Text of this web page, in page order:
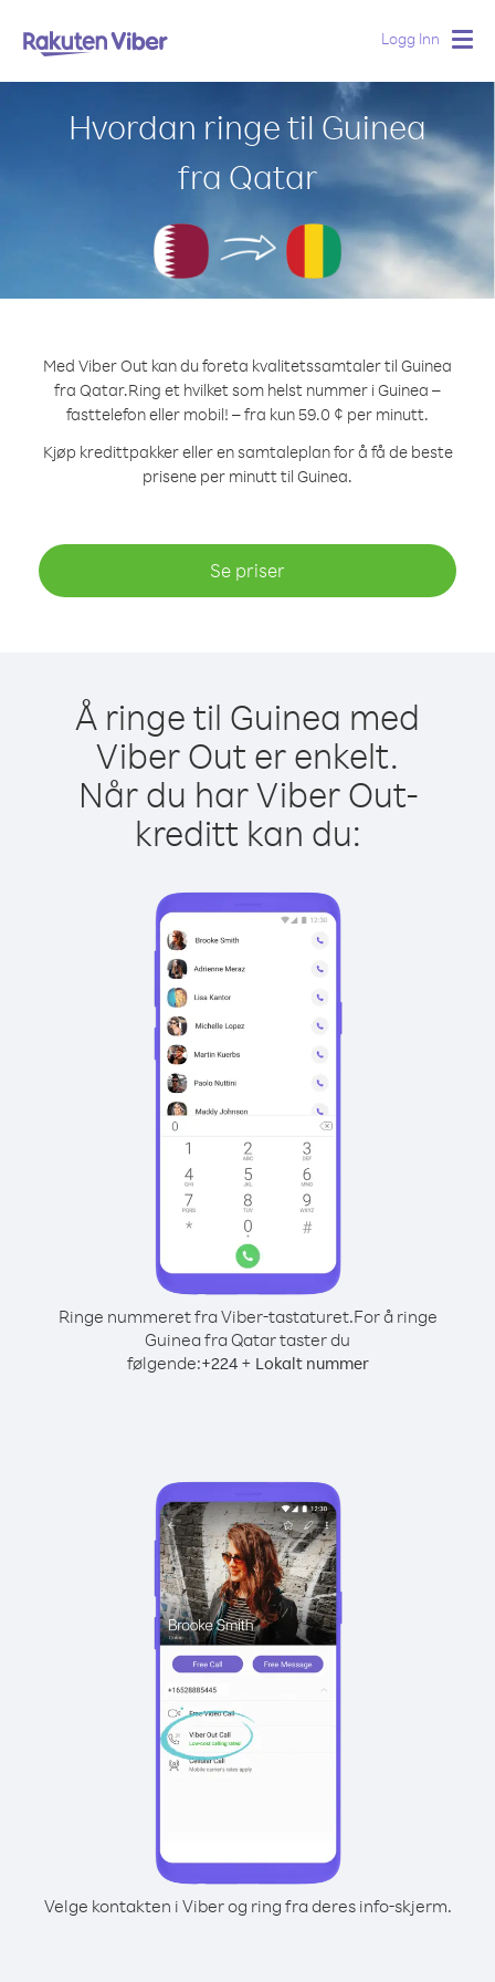
Logg Inn
Hvordan ringe til Guinea
fra Qatar
Med Viber Out kan du foreta kvalitetssamtaler til Guinea
fra Qatar.Ring et hvilket som helst nummer i Guinea –
fasttelefon eller mobil! – fra kun 59.0 ¢ per minutt.
Kjøp kredittpakker eller en samtaleplan for å få de beste
prisene per minutt til Guinea.
Se priser
Å ringe til Guinea med
Viber Out er enkelt.
Når du har Viber Out-
kreditt kan du:
Ringe nummeret fra Viber-tastaturet.For å ringe
Guinea fra Qatar taster du
følgende:+224+ Lokalt nummer
Velge kontakten i Viber og ring fra deres info-skjerm.